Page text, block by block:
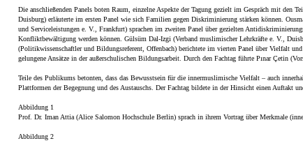
Die anschließenden Panels boten Raum, einzelne Aspekte der Tagung gezielt im Gespräch mit den
Duisburg) erläuterte im ersten Panel wie sich Familien gegen Diskriminierung stärken können.
und Serviceleistungen e. V., Frankfurt) sprachen im zweiten Panel über gezielten
Konfliktbewältigung werden können. Gülsüm Dal-Izgi (Verband muslimischer Lehrkräfte e. V.,
(Politikwissenschaftler und Bildungsreferent, Offenbach) berichtete im vierten Panel über Vielfalt
gelungene Ansätze in der außerschulischen Bildungsarbeit. Durch den Fachtag führte Pınar Çetin
Teile des Publikums betonten, dass das Bewusstsein für die innermuslimische Vielfalt – auch
Plattformen der Begegnung und des Austauschs. Der Fachtag bildete in der Hinsicht einen Auftakt
Abbildung 1
Prof. Dr. Iman Attia (Alice Salomon Hochschule Berlin) sprach in ihrem Vortrag über Merkmale
Abbildung 2